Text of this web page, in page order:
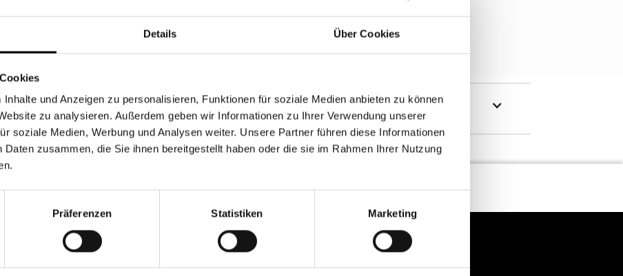
Details Über Cookies
und Anzeigen zu personalisieren, Funktionen für soziale Medien anbieten zu können
zu analysieren. Außerdem geben wir Informationen zu Ihrer Verwendung unserer
soziale Medien, Werbung und Analysen weiter. Unsere Partner führen diese Informationen
Daten zusammen, die Sie ihnen bereitgestellt haben oder die sie im Rahmen Ihrer Nutzung
Präferenzen Statistiken Marketing
Chancen & Risiken
Fonds FAQ